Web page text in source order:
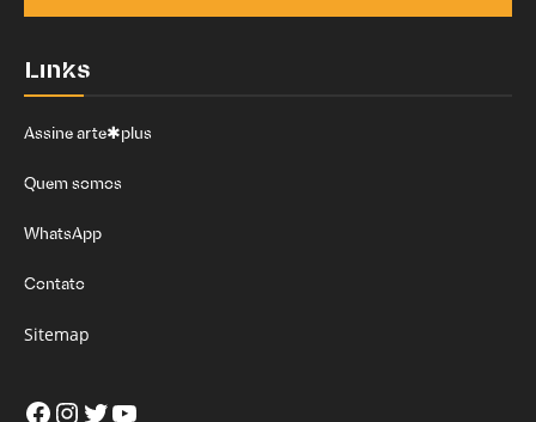
Links
Assine arte✱plus
Quem somos
WhatsApp
Contato
Sitemap
Facebook
Instagram
Twitter
Youtube